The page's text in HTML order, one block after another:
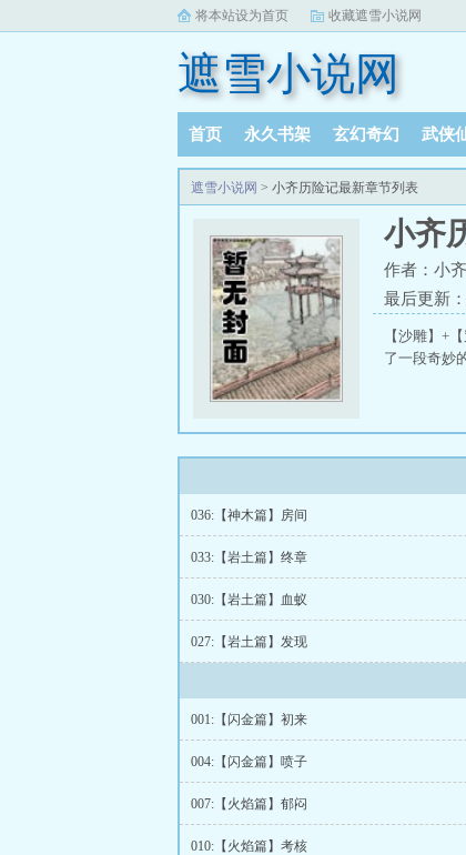
将本站设为首页 收藏遮雪小说网
遮雪小说网
首页 永久书架 玄幻奇幻 武侠
遮雪小说网 > 小齐历险记最新章节列表
小齐
作者：小
最后更新
【沙雕】+
了一段奇
036:【神木篇】房间
033:【岩土篇】终章
030:【岩土篇】血蚁
027:【岩土篇】发现
001:【闪金篇】初来
004:【闪金篇】喷子
007:【火焰篇】郁闷
010:【火焰篇】考核